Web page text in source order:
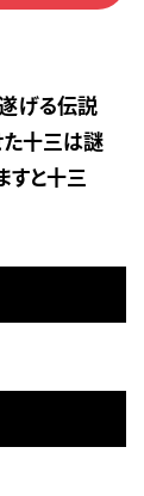
げる伝説
た十三は謎
すと十三